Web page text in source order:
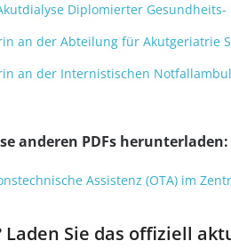
Diplomierter
an der Abteilung für Akutgeriatrie
an der Internistischen
anderen PDFs herunterladen:
Assistenz (OTA) im
Sie das offiziell